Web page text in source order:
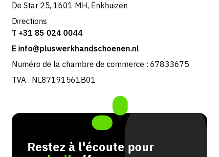
De Star 25, 1601 MH, Enkhuizen
Directions
T +31 85 024 0044
E info@pluswerkhandschoenen.nl
Numéro de la chambre de commerce : 67833675
TVA : NL87191561B01
Restez à l'écoute pour